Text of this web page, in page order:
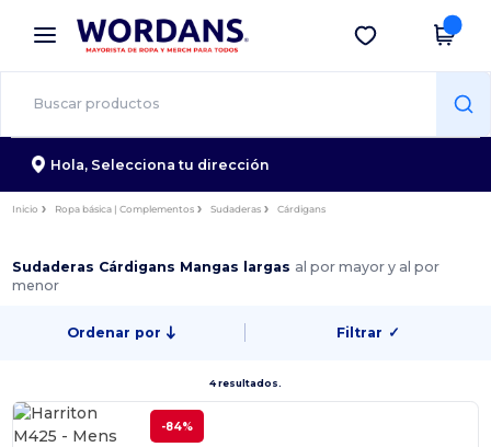
× App de Wordans
¡Mejores precios en app!
Descargar app
Hola, Selecciona tu dirección
Inicio Ropa básica | Complementos Sudaderas Cárdigans
Sudaderas Cárdigans Mangas largas al por mayor y al por
menor
Ordenar por Filtrar ✓
4 resultados.
-84%